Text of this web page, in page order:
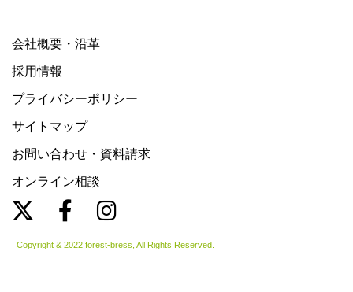
会社概要・沿革
採用情報
プライバシーポリシー
サイトマップ
お問い合わせ・資料請求
オンライン相談
Copyright & 2022 forest-bress, All Rights Reserved.